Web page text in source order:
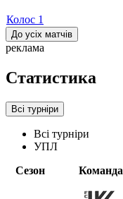
Колос 1
До усіх матчів
реклама
Статистика
Всі турніри
Всі турніри
УПЛ
Сезон
Команда